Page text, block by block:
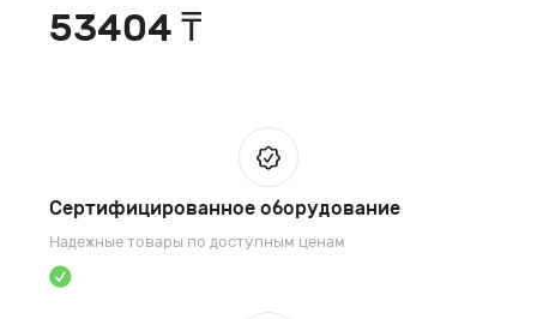
53404 ₸
Сертифицированное оборудование
Надежные товары по доступным ценам